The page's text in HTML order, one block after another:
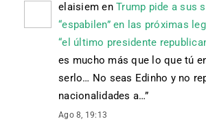
elaisiem en Trump pide a sus
“espabilen” en las próximas
“el último presidente
es mucho más que lo que tú
serlo… No seas Edinho y no
nacionalidades a…”
Ago 8, 19:13